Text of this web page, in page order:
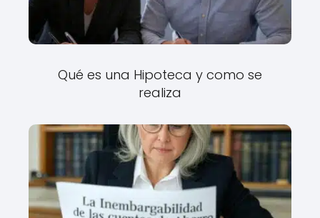
Qué es una Hipoteca y como se
realiza